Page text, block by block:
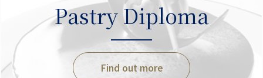
Pastry Diploma
Find out more